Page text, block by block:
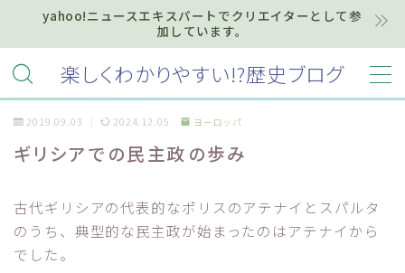
yahoo!ニュースエキスパートでクリエイターとして参
加しています。
楽しくわかりやすい!?歴史ブログ
MENU
ホーム
お知らせ『インフォメーション』
2019.09.03 2024.12.05 ヨーロッパ
ギリシアでの民主政の歩み
古代ギリシアの代表的なポリスのアテナイとスパルタ
のうち、典型的な民主政が始まったのはアテナイから
でした。